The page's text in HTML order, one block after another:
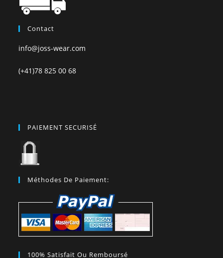
Contact
info@joss-wear.com
(+41)78 825 00 68
PAIEMENT SECURISÉ
Méthodes De Paiement:
100% Satisfait Ou Remboursé